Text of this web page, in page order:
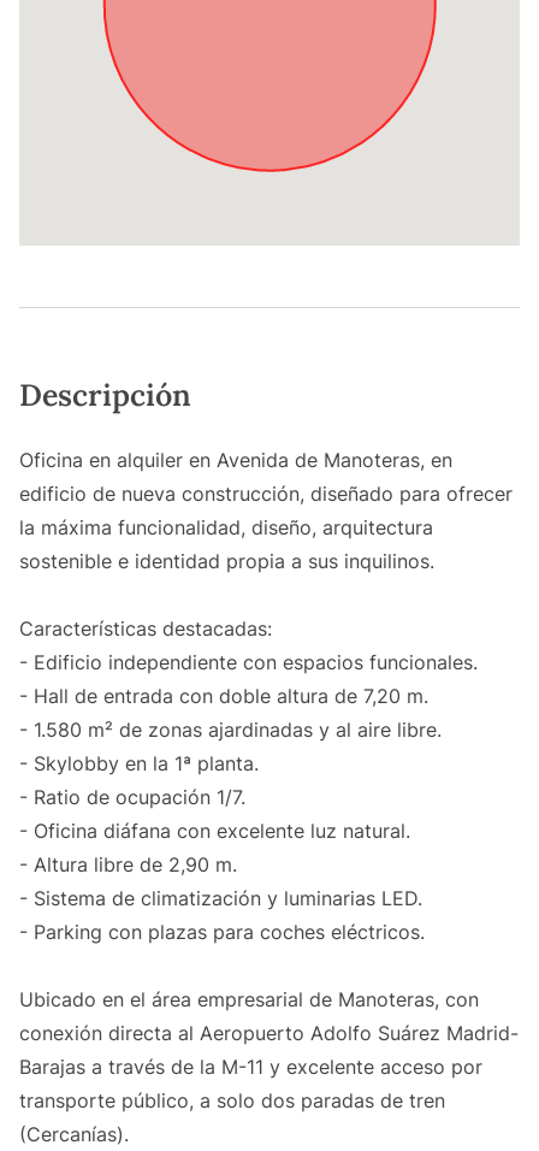
Descripción
Oficina en alquiler en Avenida de Manoteras, en
edificio de nueva construcción, diseñado para ofrecer
la máxima funcionalidad, diseño, arquitectura
sostenible e identidad propia a sus inquilinos.
Características destacadas:
- Edificio independiente con espacios funcionales.
- Hall de entrada con doble altura de 7,20 m.
- 1.580 m² de zonas ajardinadas y al aire libre.
- Skylobby en la 1ª planta.
- Ratio de ocupación 1/7.
- Oficina diáfana con excelente luz natural.
- Altura libre de 2,90 m.
- Sistema de climatización y luminarias LED.
- Parking con plazas para coches eléctricos.
Ubicado en el área empresarial de Manoteras, con
conexión directa al Aeropuerto Adolfo Suárez Madrid-
Barajas a través de la M-11 y excelente acceso por
transporte público, a solo dos paradas de tren
(Cercanías).